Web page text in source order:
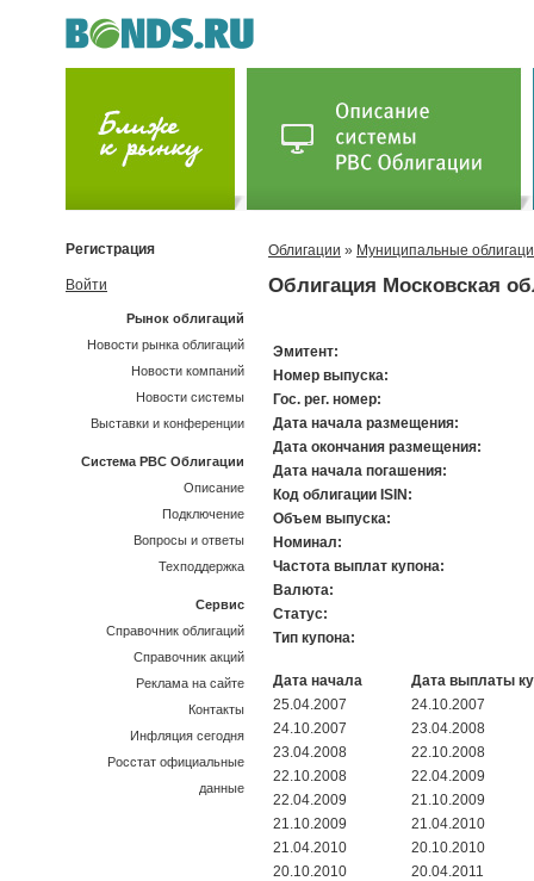
Облигации » Муниципальные
Облигация Московская
Эмитент:
Номер выпуска:
Гос. рег. номер:
Дата начала размещения:
Дата окончания размещения:
Дата начала погашения:
Код облигации ISIN:
Объем выпуска:
Номинал:
Частота выплат купона:
Валюта:
Статус:
Тип купона:
Дата начала
Дата выплаты
25.04.2007
24.10.2007
24.10.2007
23.04.2008
23.04.2008
22.10.2008
22.10.2008
22.04.2009
22.04.2009
21.10.2009
21.10.2009
21.04.2010
21.04.2010
20.10.2010
20.10.2010
20.04.2011
Регистрация
Войти
Рынок облигаций
Новости рынка облигаций
Новости компаний
Новости системы
Выставки и конференции
Система РВС Облигации
Описание
Подключение
Вопросы и ответы
Техподдержка
Сервис
Справочник облигаций
Справочник акций
Реклама на сайте
Контакты
Инфляция сегодня
Росстат официальные
данные